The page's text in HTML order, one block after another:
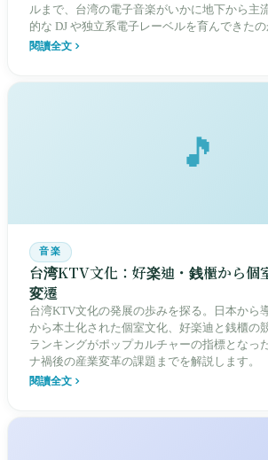
ルまで、台湾の電子音楽がいかに地下から主
的な DJ や独立系電子レーベルを育んできた
閱讀全文
🎵
音楽
台湾KTV文化：好楽迪・銭櫃から個
変遷
台湾KTV文化の発展の歩みを探る。日本から
から本土化された個室文化、好楽迪と銭櫃の
ランキングがポップカルチャーの指標となっ
ナ禍後の産業変革の課題までを解説します。
閱讀全文